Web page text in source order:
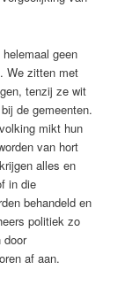
geen
We zitten met
tenzij ze wit
de gemeenten.
mikt hun
van hort
alles en
in die
behandeld en
politiek zo
door
af aan.